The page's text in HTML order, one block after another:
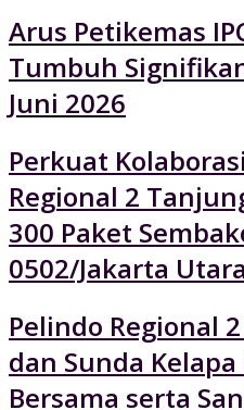
Arus Petikemas
Tumbuh
Juni 2026
Perkuat
Regional 2
300 Paket
0502/Jakarta Utara
Pelindo Regional
dan Sunda Kelapa
Bersama serta